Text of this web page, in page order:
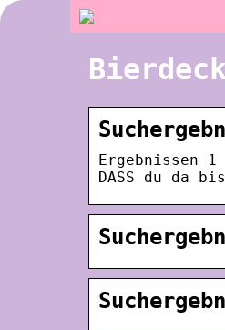
Ergebnissen 1
DASS du da